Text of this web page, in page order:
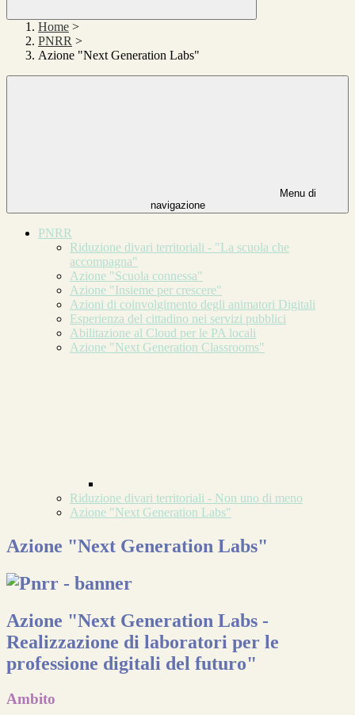
Home >
PNRR >
Azione "Next Generation Labs"
Menu di
navigazione
PNRR
Riduzione divari territoriali - "La scuola che
accompagna"
Azione "Scuola connessa"
Azione "Insieme per crescere"
Azioni di coinvolgimento degli animatori Digitali
Esperienza del cittadino nei servizi pubblici
Abilitazione al Cloud per le PA locali
Azione "Next Generation Classrooms"
Riduzione divari territoriali - Non uno di meno
Azione "Next Generation Labs"
Azione "Next Generation Labs"
Azione "Next Generation Labs -
Realizzazione di laboratori per le
professione digitali del futuro"
Ambito